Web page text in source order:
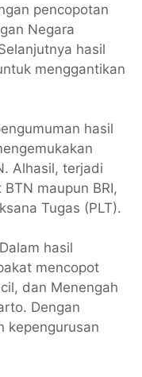
pencopotan
Negara
hasil
menggantikan
hasil
Alhasil, terjadi
maupun BRI,
Tugas (PLT).
hasil
mencopot
dan Menengah
Dengan
kepengurusan